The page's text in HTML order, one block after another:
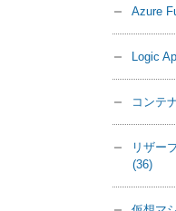
Azure
Logic
コンテ
リザー
(36)